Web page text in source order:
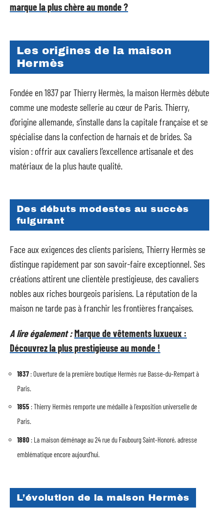
marque la plus chère au monde ?
Les origines de la maison
Hermès
Fondée en 1837 par Thierry Hermès, la maison Hermès débute
comme une modeste sellerie au cœur de Paris. Thierry,
d’origine allemande, s’installe dans la capitale française et se
spécialise dans la confection de harnais et de brides. Sa
vision : offrir aux cavaliers l’excellence artisanale et des
matériaux de la plus haute qualité.
Des débuts modestes au succès
fulgurant
Face aux exigences des clients parisiens, Thierry Hermès se
distingue rapidement par son savoir-faire exceptionnel. Ses
créations attirent une clientèle prestigieuse, des cavaliers
nobles aux riches bourgeois parisiens. La réputation de la
maison ne tarde pas à franchir les frontières françaises.
A lire également :Marque de vêtements luxueux :
Découvrez la plus prestigieuse au monde !
1837 : Ouverture de la première boutique Hermès rue Basse-du-Rempart à
Paris.
1855 : Thierry Hermès remporte une médaille à l’exposition universelle de
Paris.
1880 : La maison déménage au 24 rue du Faubourg Saint-Honoré, adresse
emblématique encore aujourd’hui.
L’évolution de la maison Hermès